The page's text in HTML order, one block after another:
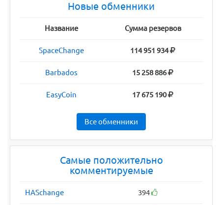
Новые обменники
Название Сумма резервов
SpaceChange 114 951 934
Barbados 15 258 886
EasyCoin 17 675 190
Все обменники
Самые положительно
комментируемые
HASchange 394